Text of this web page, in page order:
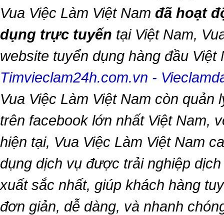
Vua Việc Làm Việt Nam đã hoạt
dụng trực tuyến tại Việt Nam,
website tuyển dụng hàng đầu
Timvieclam24h.com.vn -
Vua Việc Làm Việt Nam còn quản
trên facebook lớn nhất Việt Nam,
hiện tại, Vua Việc Làm Việt Nam
dụng dịch vụ được trải nghiệp
xuất sắc nhất, giúp khách hàng
đơn giản, dễ dàng, và nhanh